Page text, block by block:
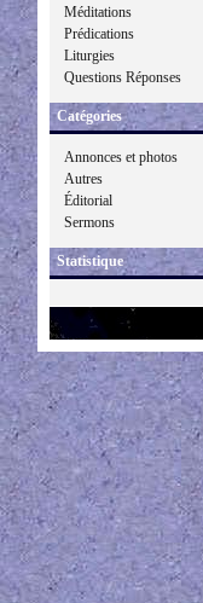
Méditations
Prédications
Liturgies
Questions Réponses
Catégories
Annonces et photos
Autres
Éditorial
Sermons
Statistique